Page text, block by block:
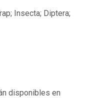
Insecta; Diptera;
disponibles en